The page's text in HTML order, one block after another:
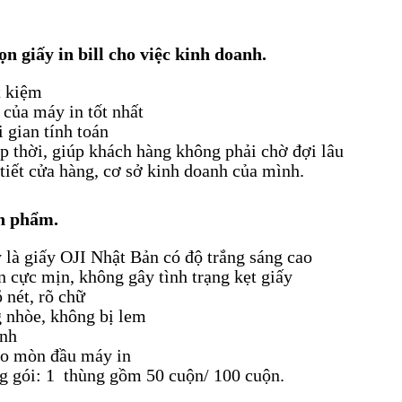
giấy in bill cho việc kinh doanh.
kiệm
máy in tốt nhất
tính toán
thời, giúp khách hàng không phải chờ đợi lâu
cửa hàng, cơ sở kinh doanh của mình.
phẩm.
giấy OJI Nhật Bản có độ trắng sáng cao
cực mịn, không gây tình trạng kẹt giấy
nét, rõ chữ
không bị lem
mòn đầu máy in
gói: 1 thùng gồm 50 cuộn/ 100 cuộn.